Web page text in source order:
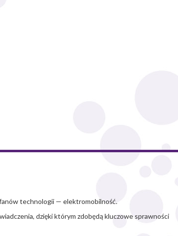
fanów technologii — elektromobilność.
dzięki którym zdobędą kluczowe sprawności